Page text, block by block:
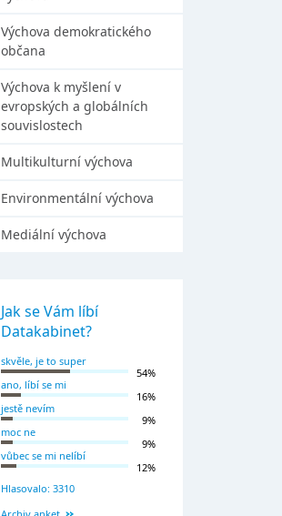
Výchova demokratického
občana
Výchova k myšlení v
evropských a globálních
souvislostech
Multikulturní výchova
Environmentální výchova
Mediální výchova
Jak se Vám líbí
Datakabinet?
skvěle, je to super
54%
ano, líbí se mi
16%
jestě nevím
9%
moc ne
9%
vůbec se mi nelíbí
12%
Hlasovalo: 3310